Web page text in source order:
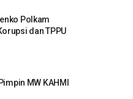
Polkam
dan TPPU
MW KAHMI